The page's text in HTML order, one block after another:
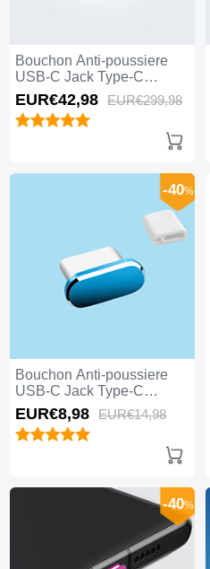
Bouchon Anti-poussiere
USB-C Jack Type-C
Universel 20PCS Noir
EUR€42,98 EUR€299,98
Bouchon Anti-poussiere
USB-C Jack Type-C
Universel H10 Bleu
-40%
EUR€8,98 EUR€14,98
-40%